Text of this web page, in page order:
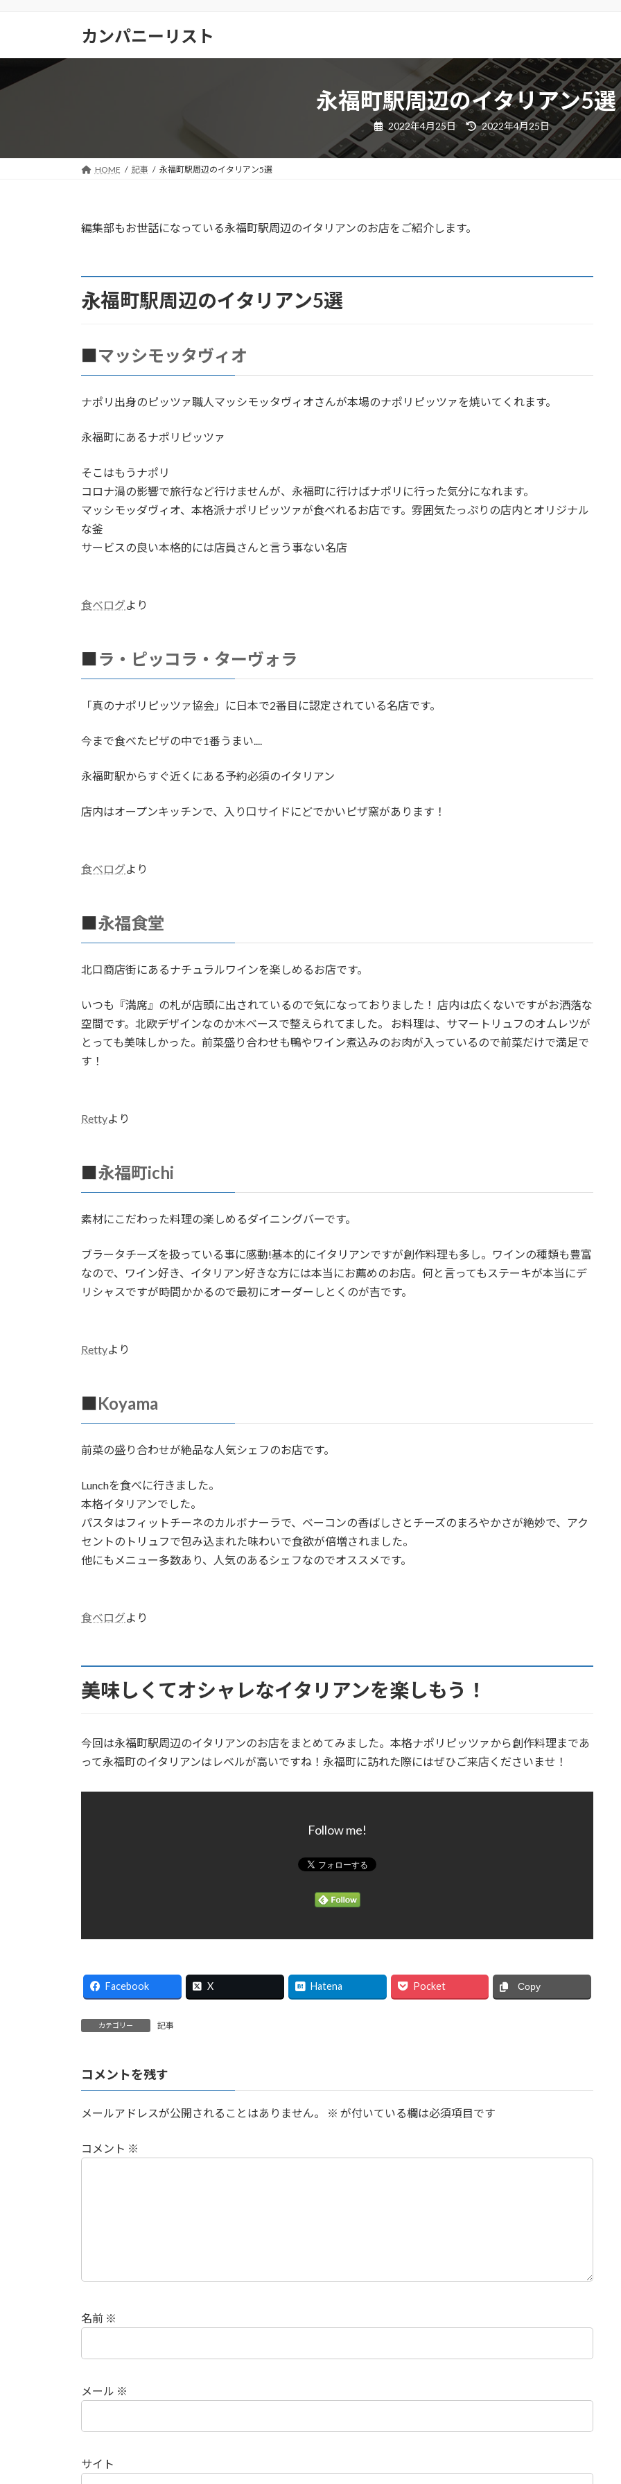
ン
へ
プ
ー
ョ
動
カンパニーリスト
永福町駅周辺のイタリアン5選
2022年4月25日
最
終
更
新
2022年4月25日
HOME 記事 永福町駅周辺のイタリアン5選
編集部もお世話になっている永福町駅周辺のイタリアンのお店をご紹介します。
永福町駅周辺のイタリアン5選
■マッシモッタヴィオ
ナポリ出身のピッツァ職人マッシモッタヴィオさんが本場のナポリピッツァを焼いてくれます。
永福町にあるナポリピッツァ
そこはもうナポリ
コロナ渦の影響で旅行など行けませんが、永福町に行けばナポリに行った気分になれます。
マッシモッダヴィオ、本格派ナポリピッツァが食べれるお店です。雰囲気たっぷりの店内とオリジナル
な釜
サービスの良い本格的には店員さんと言う事ない名店
食べログより
■ラ・ピッコラ・ターヴォラ
「真のナポリピッツァ協会」に日本で2番目に認定されている名店です。
今まで食べたピザの中で1番うまい....
永福町駅からすぐ近くにある予約必須のイタリアン
店内はオープンキッチンで、入り口サイドにどでかいピザ窯があります！
食べログより
■永福食堂
北口商店街にあるナチュラルワインを楽しめるお店です。
いつも『満席』の札が店頭に出されているので気になっておりました！ 店内は広くないですがお洒落な
空間です。北欧デザインなのか木ベースで整えられてました。 お料理は、サマートリュフのオムレツが
とっても美味しかった。前菜盛り合わせも鴨やワイン煮込みのお肉が入っているので前菜だけで満足で
す！
Rettyより
■永福町ichi
素材にこだわった料理の楽しめるダイニングバーです。
ブラータチーズを扱っている事に感動!基本的にイタリアンですが創作料理も多し。ワインの種類も豊富
なので、ワイン好き、イタリアン好きな方には本当にお薦めのお店。何と言ってもステーキが本当にデ
リシャスですが時間かかるので最初にオーダーしとくのが吉です。
Rettyより
■Koyama
前菜の盛り合わせが絶品な人気シェフのお店です。
Lunchを食べに行きました。
本格イタリアンでした。
パスタはフィットチーネのカルボナーラで、ベーコンの香ばしさとチーズのまろやかさが絶妙で、アク
セントのトリュフで包み込まれた味わいで食欲が倍増されました。
他にもメニュー多数あり、人気のあるシェフなのでオススメです。
食べログより
美味しくてオシャレなイタリアンを楽しもう！
今回は永福町駅周辺のイタリアンのお店をまとめてみました。本格ナポリピッツァから創作料理まであ
って永福町のイタリアンはレベルが高いですね！永福町に訪れた際にはぜひご来店くださいませ！
Follow me!
Facebook X Hatena Pocket Copy
カテゴリー 記事
コメントを残す
メールアドレスが公開されることはありません。 ※ が付いている欄は必須項目です
コメント ※
名前 ※
メール ※
サイト